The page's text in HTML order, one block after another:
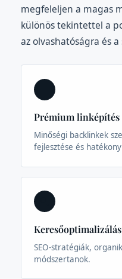
megfeleljen a magas
különös tekintettel a
az olvashatóságra és
Prémium linképítés
Minőségi backlinkek
fejlesztése és
Keresőoptimalizálás
SEO-stratégiák,
módszertanok.